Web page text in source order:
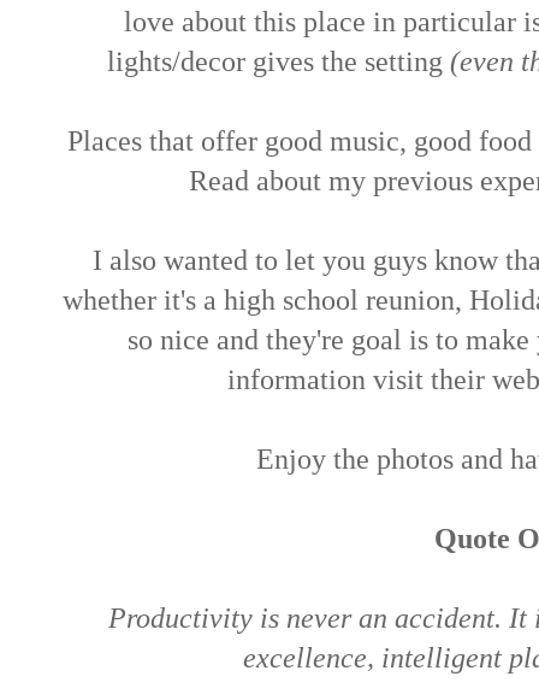
love about this place in particular
lights/decor gives the setting (even
Places that offer good music, good
Read about my previous
I also wanted to let you guys know
whether it's a high school reunion,
so nice and they're goal is to
information visit their
Enjoy the photos and
Quote
Productivity is never an accident. It
excellence, intelligent